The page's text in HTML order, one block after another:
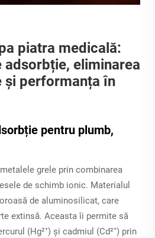
piatra medicală:
adsorbție, eliminarea
și performanța în
pentru plumb,
grele prin combinarea
de schimb ionic. Materialul
de aluminosilicat, care
extinsă. Aceasta îi permite să
(Hg²⁺) și cadmiul (Cd²⁺) prin